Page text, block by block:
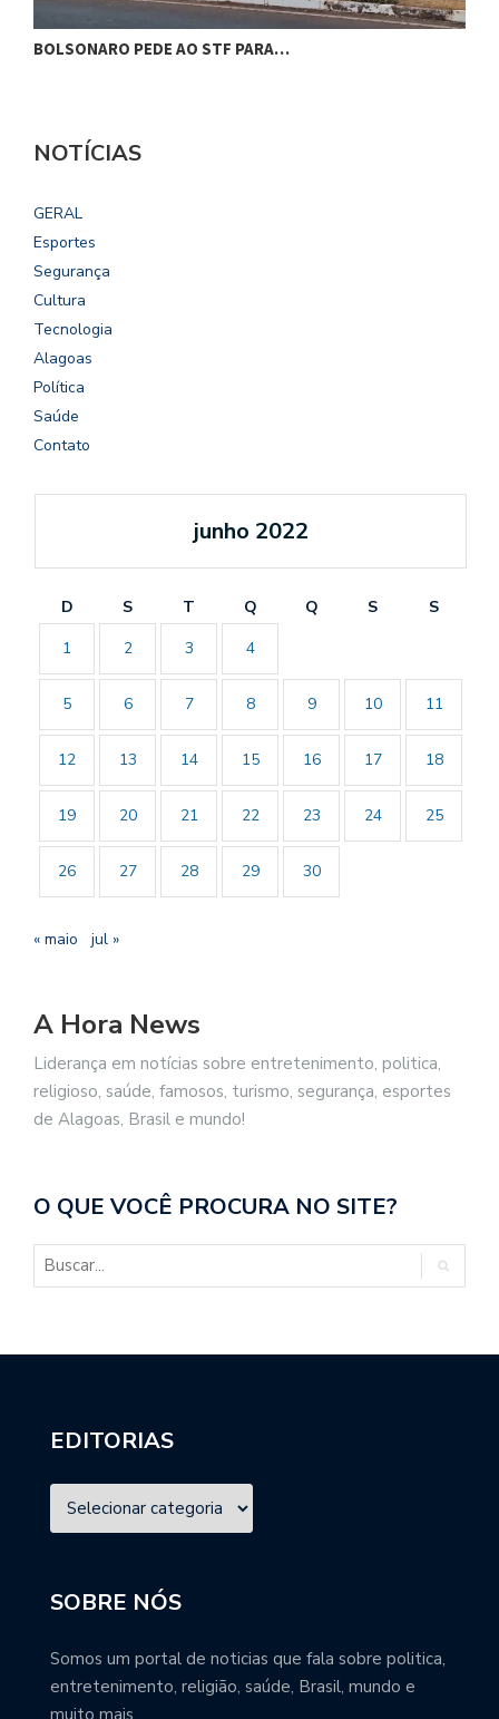
BOLSONARO PEDE AO STF PARA…
NOTÍCIAS
GERAL
Esportes
Segurança
Cultura
Tecnologia
Alagoas
Política
Saúde
Contato
junho 2022
D S T Q Q S
S
1
2 3 4
5 6 7 8 9 10 11
12 13 14 15 16 17 18
19 20 21 22 23 24 25
26 27 28 29 30
« maio jul »
A Hora News
Liderança em notícias sobre entretenimento, politica,
religioso, saúde, famosos, turismo, segurança, esportes
de Alagoas, Brasil e mundo!
O QUE VOCÊ PROCURA NO SITE?
EDITORIAS
SOBRE NÓS
Somos um portal de noticias que fala sobre politica,
entretenimento, religião, saúde, Brasil, mundo e
muito mais.